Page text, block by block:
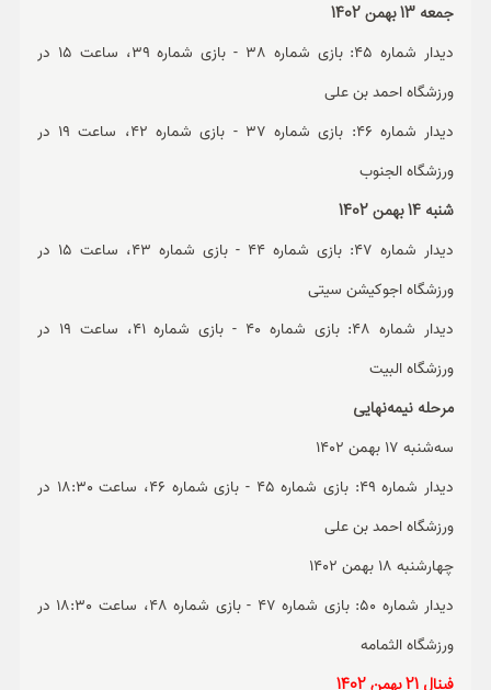
جمعه 13 بهمن 1402
دیدار شماره 45: بازی شماره 38 - بازی شماره 39، ساعت 15 در
ورزشگاه احمد بن علی
دیدار شماره 46: بازی شماره 37 - بازی شماره 42، ساعت 19 در
ورزشگاه الجنوب
شنبه 14 بهمن 1402
دیدار شماره 47: بازی شماره 44 - بازی شماره 43، ساعت 15 در
ورزشگاه اجوکیشن سیتی
دیدار شماره 48: بازی شماره 40 - بازی شماره 41، ساعت 19 در
ورزشگاه البیت
مرحله نیمه‌نهایی
سه‌شنبه 17 بهمن 1402
دیدار شماره 49: بازی شماره 45 - بازی شماره 46، ساعت 18:30 در
ورزشگاه احمد بن علی
چهارشنبه 18 بهمن 1402
دیدار شماره 50: بازی شماره 47 - بازی شماره 48، ساعت 18:30 در
ورزشگاه الثمامه